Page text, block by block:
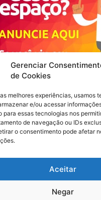
Gerenciar
de Cookies
melhores experiências, usamos
e/ou acessar
para essas tecnologias nos
de navegação ou IDs
o consentimento pode afetar
Aceitar
Negar
do Editor
garante
comunitário para
Jogos Estudantis